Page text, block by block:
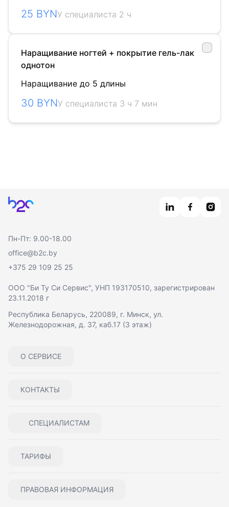
25 BYNУ специалиста 2 ч
Наращивание ногтей + покрытие гель-лак
однотон
Наращивание до 5 длины
30 BYNУ специалиста 3 ч 7 мин
Главная
Пн-Пт: 9.00-18.00
office@b2c.by
+375 29 109 25 25
О СЕРВИСЕ
КОНТАКТЫ
СПЕЦИАЛИСТАМ
ТАРИФЫ
ПРАВОВАЯ ИНФОРМАЦИЯ
ООО "Би Ту Си Сервис", УНП 193170510, зарегистрирован
23.11.2018 г
Республика Беларусь, 220089, г. Минск, ул.
Железнодорожная, д. 37, каб.17 (3 этаж)